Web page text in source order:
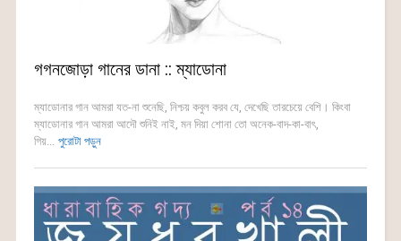
গগনজোড়া গানের ডানা :: ম্যাডোনা
ম্যাডোনার গান আমরা যত-না শুনেছি, নিশ্চয় কবুল করব যে, দেখেছি তারচেয়ে বেশি। কিংবা
ম্যাডোনার গান আমরা আদৌ শুনিই নাই, মন দিয়া শোনা তো অনেক-বাদ-কা-বাৎ,
গিয়... পুরোটা পড়ুন